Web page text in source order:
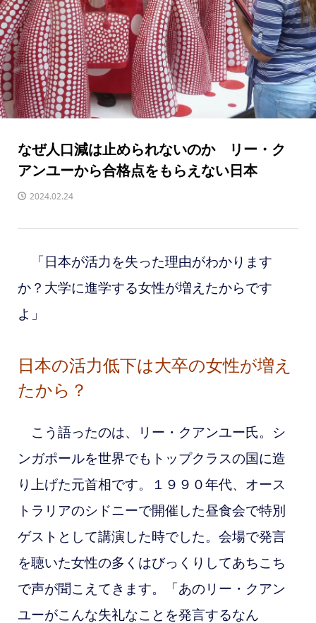
なぜ人口減は止められないのか リー・ク
アンユーから合格点をもらえない日本
2024.02.24
「日本が活力を失った理由がわかります
か？大学に進学する女性が増えたからです
よ」
日本の活力低下は大卒の女性が増え
たから？
こう語ったのは、リー・クアンユー氏。シ
ンガポールを世界でもトップクラスの国に造
り上げた元首相です。１９９０年代、オース
トラリアのシドニーで開催した昼食会で特別
ゲストとして講演した時でした。会場で発言
を聴いた女性の多くはびっくりしてあちこち
で声が聞こえてきます。「あのリー・クアン
ユーがこんな失礼なことを発言するなん